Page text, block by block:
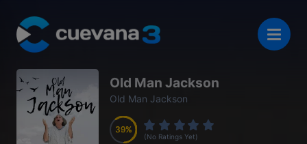
Old Man Jackson
Old Man Jackson
39
39
39
39
(No Ratings Yet)